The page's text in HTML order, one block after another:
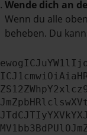
Wende dich an
Wenn du alle
beheben. Du